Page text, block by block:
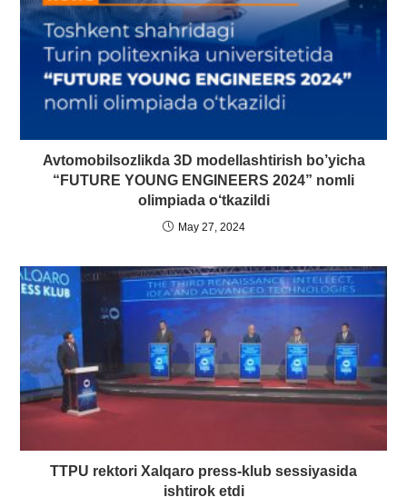
Avtomobilsozlikda 3D modellashtirish bo’yicha
“FUTURE YOUNG ENGINEERS 2024” nomli
olimpiada o‘tkazildi
May 27, 2024
TTPU rektori Xalqaro press-klub sessiyasida
ishtirok etdi